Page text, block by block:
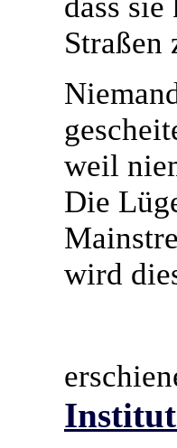
Straßen
weil
Die
wird